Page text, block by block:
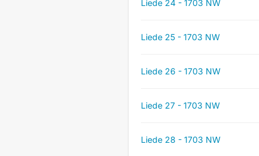
Liede 24 - 1703 NW
Liede 25 - 1703 NW
Liede 26 - 1703 NW
Liede 27 - 1703 NW
Liede 28 - 1703 NW